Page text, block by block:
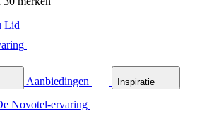
Lid
Aanbiedingen Inspiratie
Novotel-ervaring